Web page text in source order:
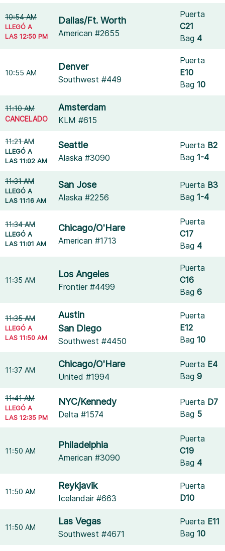
10:54 AM
LLEGÓ A
LAS 12:50 PM
Dallas/Ft. Worth
American #2655
Puerta
C21
Bag 4
10:55 AM
Denver
Southwest #449
Puerta
E10
Bag10
11:10 AM
CANCELADO
Amsterdam
KLM #615
11:21 AM
LLEGÓ A
LAS 11:02 AM
Seattle
Alaska #3090
Puerta B2
Bag1-4
11:31 AM
LLEGÓ A
LAS 11:16 AM
San Jose
Alaska #2256
Puerta B3
Bag1-4
11:34 AM
LLEGÓ A
LAS 11:01 AM
Chicago/O'Hare
American #1713
Puerta
C17
Bag 4
11:35 AM
Los Angeles
Frontier #4499
Puerta
C16
Bag6
11:35 AM
LLEGÓ A
LAS 11:50 AM
Austin
San Diego
Southwest #4450
Puerta
E12
Bag10
11:37 AM
Chicago/O'Hare
United #1994
Puerta E4
Bag9
11:41 AM
LLEGÓ A
LAS 12:35 PM
NYC/Kennedy
Delta #1574
Puerta D7
Bag 5
11:50 AM
Philadelphia
American #3090
Puerta
C19
Bag 4
11:50 AM
Reykjavik
Icelandair #663
Puerta
D10
11:50 AM
Las Vegas
Southwest #4671
Puerta E11
Bag10